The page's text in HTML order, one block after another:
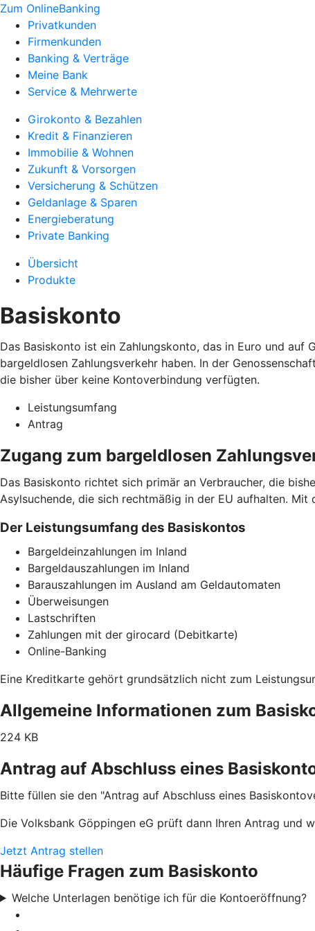
Zum OnlineBanking
Privatkunden
Firmenkunden
Banking & Verträge
Meine Bank
Service & Mehrwerte
Girokonto & Bezahlen
Kredit & Finanzieren
Immobilie & Wohnen
Zukunft & Vorsorgen
Versicherung & Schützen
Geldanlage & Sparen
Energieberatung
Private Banking
Übersicht
Produkte
Basiskonto
Das Basiskonto ist ein Zahlungskonto, das in Euro und auf
bargeldlosen Zahlungsverkehr haben. In der
die bisher über keine Kontoverbindung verfügten.
Leistungsumfang
Antrag
Zugang zum bargeldlosen
Das Basiskonto richtet sich primär an Verbraucher, die
Asylsuchende, die sich rechtmäßig in der EU aufhalten.
Der Leistungsumfang des Basiskontos
Bargeldeinzahlungen im Inland
Bargeldauszahlungen im Inland
Barauszahlungen im Ausland am Geldautomaten
Überweisungen
Lastschriften
Zahlungen mit der girocard (Debitkarte)
Online-Banking
Eine Kreditkarte gehört grundsätzlich nicht zum
Allgemeine Informationen zum
224 KB
Antrag auf Abschluss eines
Bitte füllen sie den "Antrag auf Abschluss eines
Die Volksbank Göppingen eG prüft dann Ihren Antrag und
Jetzt Antrag stellen
Häufige Fragen zum Basiskonto
Welche Unterlagen benötige ich für die Kontoeröffnung?